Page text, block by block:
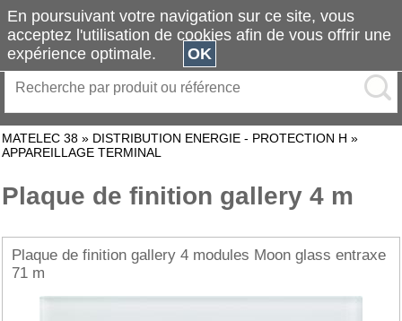
MATELEC 38 » DISTRIBUTION ENERGIE - PROTECTION H »
APPAREILLAGE TERMINAL
Plaque de finition gallery 4 m
Plaque de finition gallery 4 modules Moon glass entraxe
71 m
En poursuivant votre navigation sur ce site, vous
acceptez l'utilisation de cookies afin de vous offrir une
expérience optimale.
OK